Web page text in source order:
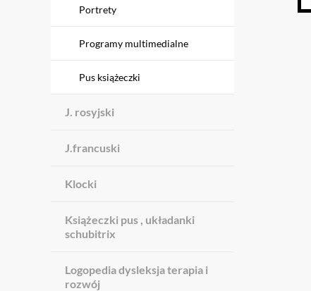
Portrety
Programy multimedialne
Pus książeczki
J. rosyjski
J.francuski
Klocki
Książeczki pus , układanki
schubitrix
Logopedia dysleksja terapia i
rozwój